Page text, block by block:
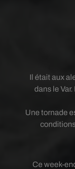
Il était aux
dans le
Une tornade
Ce week-